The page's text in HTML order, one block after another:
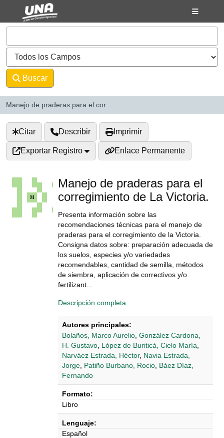
Saltar al contenido
VuFind
Buscar
Manejo de praderas para el cor...
Citar Describir Imprimir
Exportar Registro Enlace Permanente
Manejo de praderas para el
corregimiento de La Victoria.
Presenta información sobre las
recomendaciones técnicas para el manejo de
praderas para el corregimiento de la Victoria.
Consigna datos sobre: preparación adecuada de
los suelos, especies y/o variedades
recomendables, cantidad de semilla, métodos
de siembra, aplicación de correctivos y/o
fertilizant...
Descripción completa
Autores principales:
Bolaños, Marco Aurelio González Cardona,
H. Gustavo López de Buriticá, Cielo María
Narváez Estrada, Héctor, Navia Estrada,
Jorge Patiño Burbano, Rocio Báez Díaz,
Fernando
Formato:
Libro
Lenguaje:
Español